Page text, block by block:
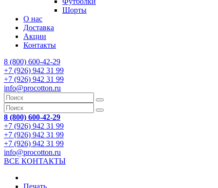
Шорты
О нас
Доставка
Акции
Контакты
8 (800) 600-42-29
+7 (926) 942 31 99
+7 (926) 942 31 99
info@procotton.ru
8 (800) 600-42-29
+7 (926) 942 31 99
+7 (926) 942 31 99
+7 (926) 942 31 99
info@procotton.ru
ВСЕ КОНТАКТЫ
Печать